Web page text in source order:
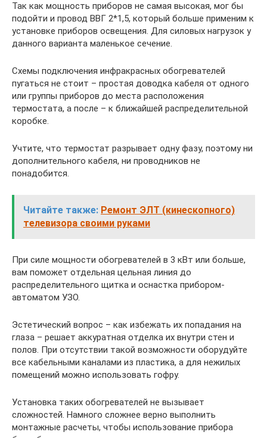
Так как мощность приборов не самая высокая, мог бы
подойти и провод ВВГ 2*1,5, который больше применим к
установке приборов освещения. Для силовых нагрузок у
данного варианта маленькое сечение.
Схемы подключения инфракрасных обогревателей
пугаться не стоит – простая доводка кабеля от одного
или группы приборов до места расположения
термостата, а после – к ближайшей распределительной
коробке.
Учтите, что термостат разрывает одну фазу, поэтому ни
дополнительного кабеля, ни проводников не
понадобится.
Читайте также: Ремонт ЭЛТ (кинескопного)
телевизора своими руками
При силе мощности обогревателей в 3 кВт или больше,
вам поможет отдельная цельная линия до
распределительного щитка и оснастка прибором-
автоматом УЗО.
Эстетический вопрос – как избежать их попадания на
глаза – решает аккуратная отделка их внутри стен и
полов. При отсутствии такой возможности оборудуйте
все кабельными каналами из пластика, а для нежилых
помещений можно использовать гофру.
Установка таких обогревателей не вызывает
сложностей. Намного сложнее верно выполнить
монтажные расчеты, чтобы использование прибора